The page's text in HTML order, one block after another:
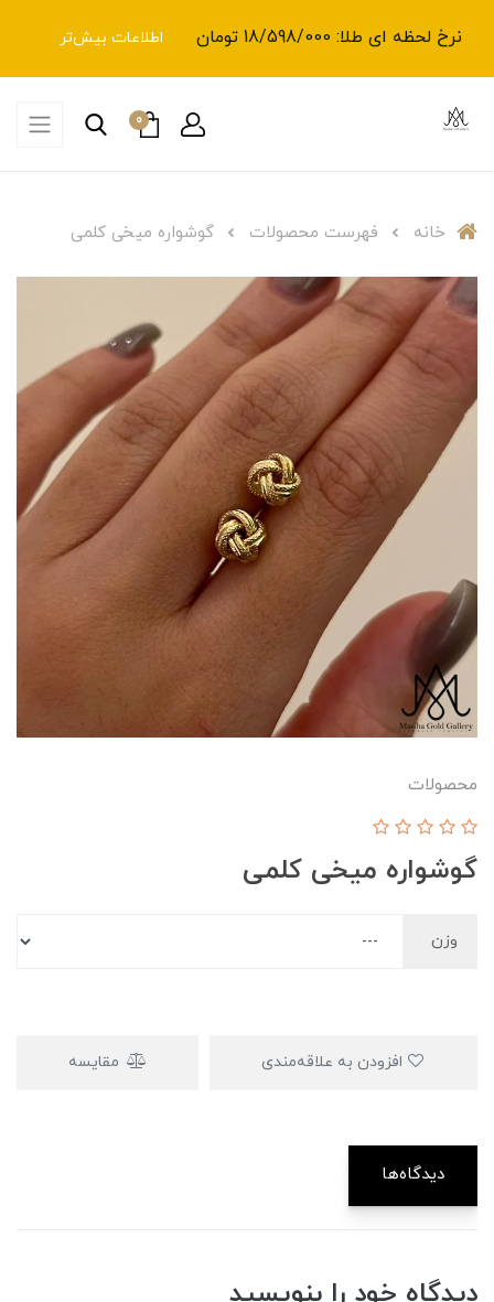
نرخ لحظه ای طلا: 18/598/000 تومان اطلاعات بیش‌تر
0
خانه فهرست محصولات گوشواره میخی کلمی
محصولات
گوشواره میخی کلمی
وزن
مقایسه
دیدگاه‌ها
دیدگاه خود را بنویسید